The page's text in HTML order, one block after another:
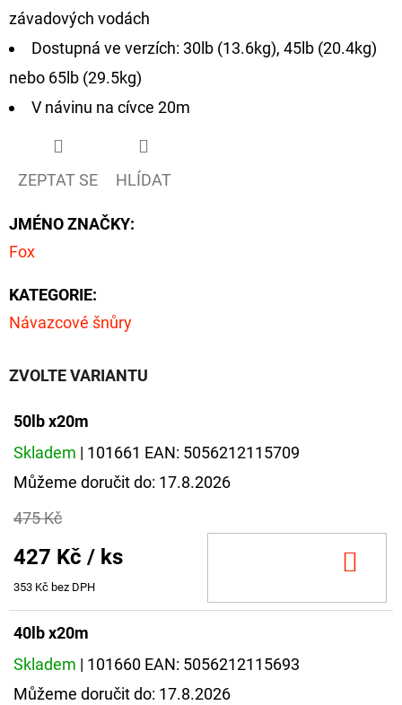
závadových vodách
Dostupná ve verzích: 30lb (13.6kg), 45lb (20.4kg)
nebo 65lb (29.5kg)
V návinu na cívce 20m
ZEPTAT SE HLÍDAT
JMÉNO ZNAČKY:
Fox
KATEGORIE:
Návazcové šnůry
ZVOLTE VARIANTU
50lb x20m
Skladem | 101661 EAN: 5056212115709
Můžeme doručit do: 17.8.2026
475 Kč
427 Kč / ks
353 Kč bez DPH
40lb x20m
Skladem | 101660 EAN: 5056212115693
Můžeme doručit do: 17.8.2026
202
Kč
Původně:
225
Kč